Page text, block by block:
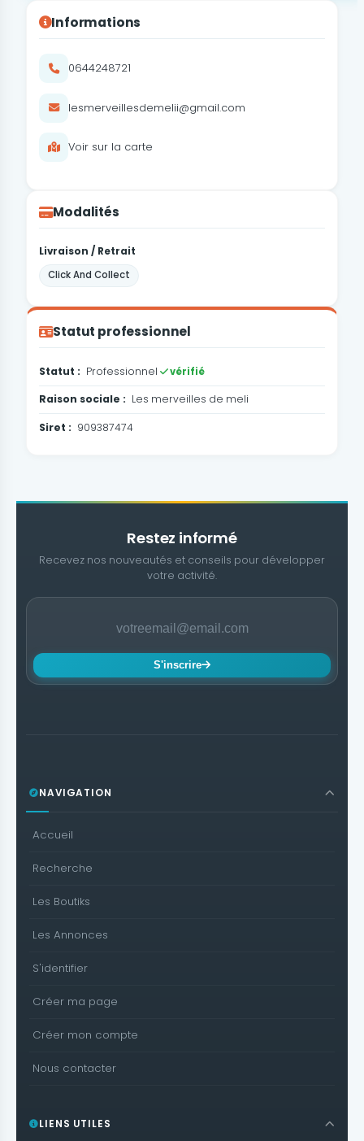
Informations
0644248721
lesmerveillesdemelii@gmail.com
Voir sur la carte
Modalités
Livraison / Retrait
Click And Collect
Statut professionnel
Statut : Professionnel vérifié
Raison sociale : Les merveilles de meli
Siret : 909387474
Restez informé
Recevez nos nouveautés et conseils pour développer
votre activité.
S'inscrire
NAVIGATION
Accueil
Recherche
Les Boutiks
Les Annonces
S'identifier
Créer ma page
Créer mon compte
Nous contacter
LIENS UTILES